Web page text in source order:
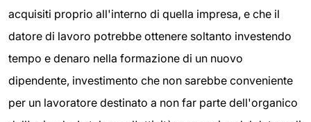
acquisiti proprio all'interno di quella impresa, e che il
datore di lavoro potrebbe ottenere soltanto investendo
tempo e denaro nella formazione di un nuovo
dipendente, investimento che non sarebbe conveniente
per un lavoratore destinato a non far parte dell'organico